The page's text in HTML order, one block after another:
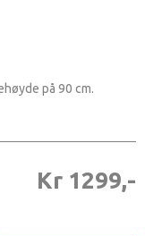
på 90 cm.
Kr 1299,-